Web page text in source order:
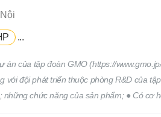
...
án của tập đoàn GMO (https://
với đội phát triển thuộc phòng R&D của
những chức năng của sản phẩm; ● Có cơ